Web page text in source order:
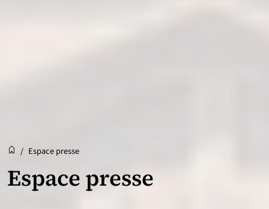
Accueil
Accueil
/ Espace presse
Espace presse